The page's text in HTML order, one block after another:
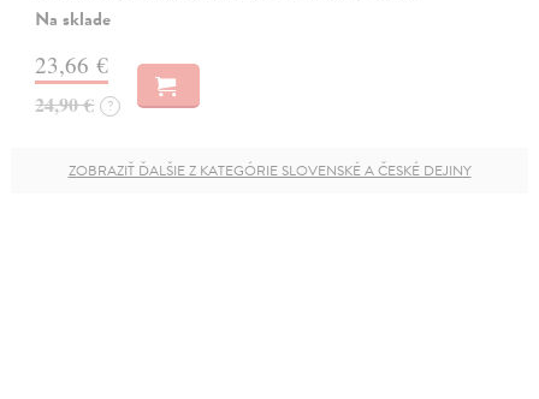
Na sklade
23,66 €
24,90 € ?
ZOBRAZIŤ ĎALŠIE Z KATEGÓRIE SLOVENSKÉ A ČESKÉ DEJINY